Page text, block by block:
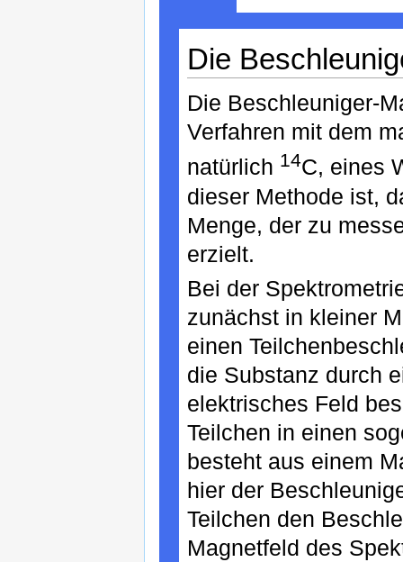
Die
Die Beschleuniger-
Verfahren mit dem
natürlich 14C, eines
dieser Methode ist,
Menge, der zu
erzielt.
Bei der
zunächst in kleiner
einen
die Substanz durch
elektrisches Feld
Teilchen in einen
besteht aus einem
hier der
Teilchen den
Magnetfeld des